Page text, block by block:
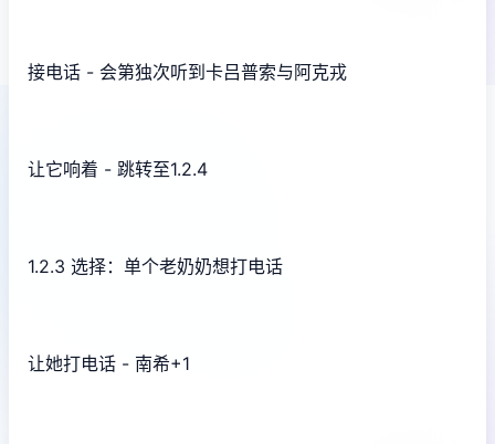
接电话 - 会第独次听到卡吕普索与阿克戎
让它响着 - 跳转至1.2.4
1.2.3 选择：单个老奶奶想打电话
让她打电话 - 南希+1